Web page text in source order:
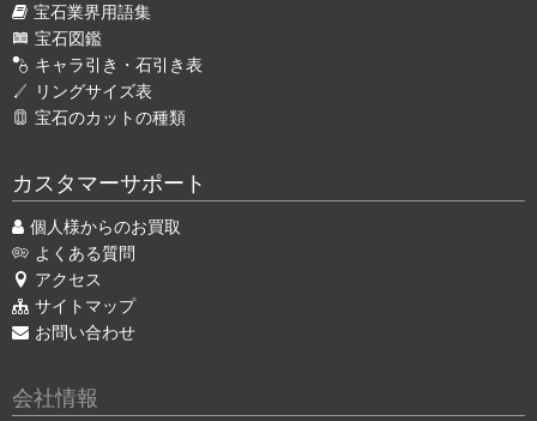
宝石業界用語集
宝石図鑑
キャラ引き・石引き表
リングサイズ表
宝石のカットの種類
カスタマーサポート
個人様からのお買取
よくある質問
アクセス
サイトマップ
お問い合わせ
会社情報